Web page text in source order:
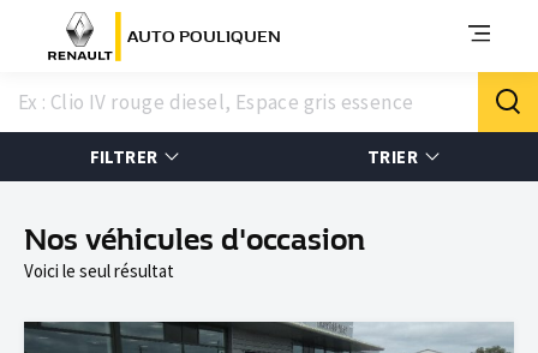
AUTO POULIQUEN
FILTRER TRIER
Nos véhicules d'occasion
Voici le seul résultat